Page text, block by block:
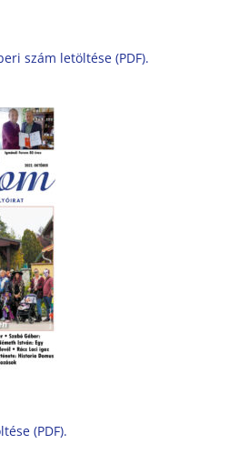
szám letöltése (PDF).
(PDF).